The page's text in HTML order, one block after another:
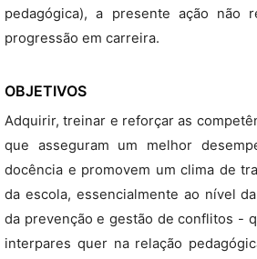
pedagógica), a presente ação não
progressão em carreira.
OBJETIVOS
Adquirir, treinar e reforçar as
que asseguram um melhor
docência e promovem um clima de
da escola, essencialmente ao nível
da prevenção e gestão de conflitos -
interpares quer na relação